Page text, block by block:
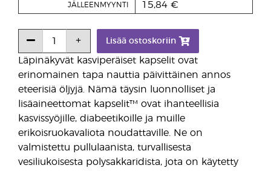
Läpinäkyvät kasviperäiset kapselit ovat
erinomainen tapa nauttia päivittäinen annos
eteerisiä öljyjä. Nämä täysin luonnolliset ja
lisäaineettomat kapselit™ ovat ihanteellisia
kasvissyöjille, diabeetikoille ja muille
erikoisruokavaliota noudattaville. Ne on
valmistettu pullulaanista, turvallisesta
vesiliukoisesta polysakkaridista, jota on käytetty
JÄLLEENMYYNTI 15,84 €
Lisää ostoskoriin